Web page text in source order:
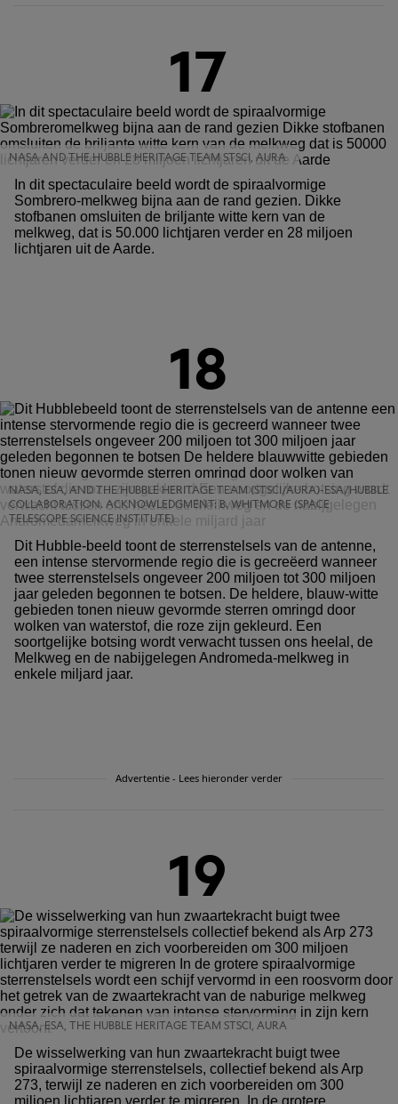
17
NASA AND THE HUBBLE HERITAGE TEAM STSCI, AURA
In dit spectaculaire beeld wordt de spiraalvormige
Sombrero-melkweg bijna aan de rand gezien. Dikke
stofbanen omsluiten de briljante witte kern van de
melkweg, dat is 50.000 lichtjaren verder en 28 miljoen
lichtjaren uit de Aarde.
18
NASA, ESA, AND THE HUBBLE HERITAGE TEAM (STSCI/AURA)-ESA/HUBBLE
COLLABORATION. ACKNOWLEDGMENT: B. WHITMORE (SPACE
TELESCOPE SCIENCE INSTITUTE)
Dit Hubble-beeld toont de sterrenstelsels van de antenne,
een intense stervormende regio die is gecreëerd wanneer
twee sterrenstelsels ongeveer 200 miljoen tot 300 miljoen
jaar geleden begonnen te botsen. De heldere, blauw-witte
gebieden tonen nieuw gevormde sterren omringd door
wolken van waterstof, die roze zijn gekleurd. Een
soortgelijke botsing wordt verwacht tussen ons heelal, de
Melkweg en de nabijgelegen Andromeda-melkweg in
enkele miljard jaar.
Advertentie - Lees hieronder verder
19
NASA, ESA, THE HUBBLE HERITAGE TEAM STSCI, AURA
De wisselwerking van hun zwaartekracht buigt twee
spiraalvormige sterrenstelsels, collectief bekend als Arp
273, terwijl ze naderen en zich voorbereiden om 300
miljoen lichtjaren verder te migreren. In de grotere